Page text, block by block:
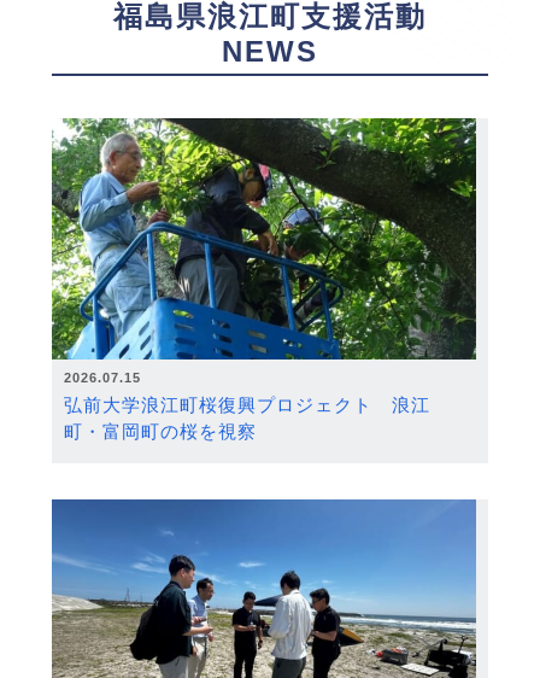
福島県浪江町支援活動
NEWS
2026.07.15
弘前大学浪江町桜復興プロジェクト 浪江
町・富岡町の桜を視察